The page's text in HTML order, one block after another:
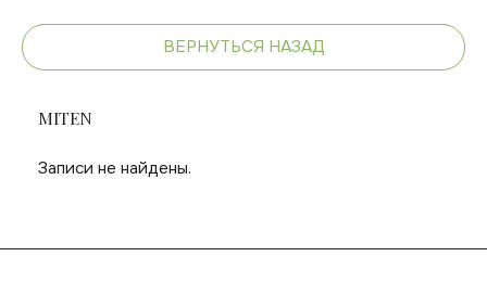
ВЕРНУТЬСЯ НАЗАД
MITEN
Записи не найдены.